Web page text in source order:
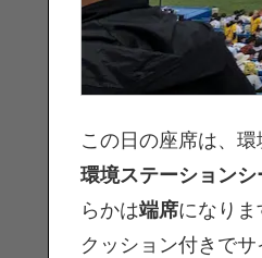
この日の座席は、
環境ステーションシ
らかは端席になりま
クッション付きで